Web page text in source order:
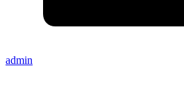
admin